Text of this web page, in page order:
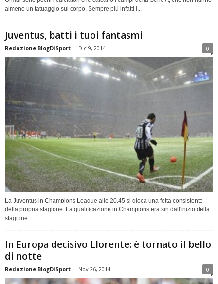
almeno un tatuaggio sul corpo. Sempre più infatti i...
Juventus, batti i tuoi fantasmi
Redazione BlogDiSport - Dic 9, 2014 0
La Juventus in Champions League alle 20.45 si gioca una fetta consistente
della propria stagione. La qualificazione in Champions era sin dall'inizio della
stagione...
In Europa decisivo Llorente: è tornato il bello
di notte
Redazione BlogDiSport - Nov 26, 2014 0